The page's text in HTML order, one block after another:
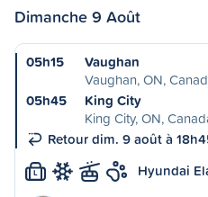
Dimanche 9 Août
05h15
Vaughan
Vaughan, ON,
05h45
King City
King City, ON,
Retour dim. 9 août à
L Hyundai